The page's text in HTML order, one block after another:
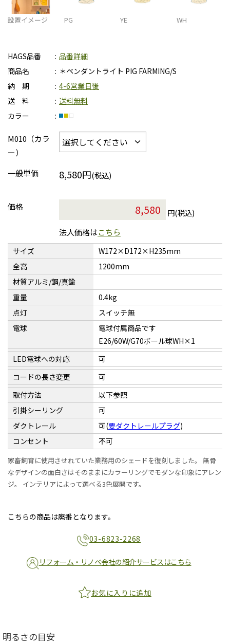
設置イメージ PG YE WH
HAGS品番
品番詳細
商品名
＊ペンダントライト PIG FARMING/S
納 期
4-6営業日後
送 料
送料無料
カラー
M010（カラ
ー）
一般単価
8,580円(税込)
価格
円(税込)
法人価格はこちら
サイズ
W172×D172×H235mm
全高
1200mm
材質アルミ/鋼/真鍮
重量
0.4kg
点灯
スイッチ無
電球
電球付属商品です
E26/60W/G70ボール球WH×1
LED電球への対応
可
コードの長さ変更
可
取付方法
以下参照
引掛シーリング
可
ダクトレール
可(要ダクトレールプラグ)
コンセント
不可
家畜飼育に使用させれていた業務用のシェードを復刻しました。 無骨
なデザインの面白さはそのままにカラーリングでモダンな印象にアレン
ジ。 インテリアによって選べる3色展開です。
こちらの商品は廃番となります。
03-6823-2268
リフォーム・リノベ会社の紹介サービスはこちら
お気に入りに追加
明るさの目安